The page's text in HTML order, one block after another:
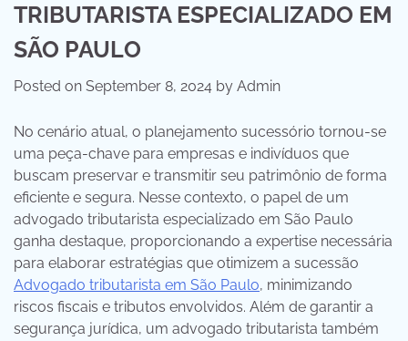
TRIBUTARISTA ESPECIALIZADO EM
SÃO PAULO
Posted on September 8, 2024 by Admin
No cenário atual, o planejamento sucessório tornou-se
uma peça-chave para empresas e indivíduos que
buscam preservar e transmitir seu patrimônio de forma
eficiente e segura. Nesse contexto, o papel de um
advogado tributarista especializado em São Paulo
ganha destaque, proporcionando a expertise necessária
para elaborar estratégias que otimizem a sucessão
Advogado tributarista em São Paulo, minimizando
riscos fiscais e tributos envolvidos. Além de garantir a
segurança jurídica, um advogado tributarista também